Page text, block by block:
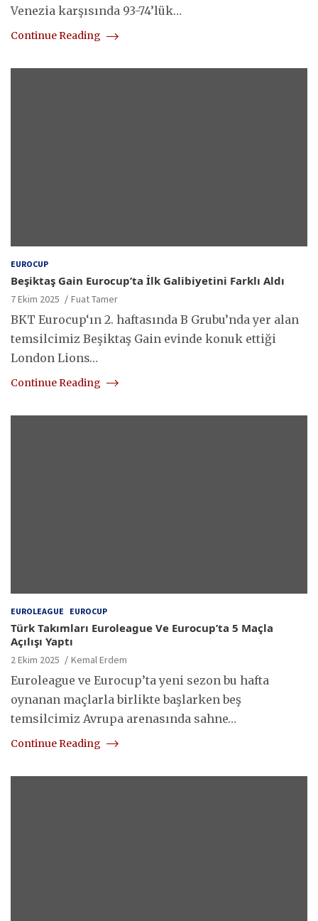
Venezia karşısında 93-74’lük…
Continue Reading
EUROCUP
Beşiktaş Gain Eurocup’ta İlk Galibiyetini Farklı Aldı
7 Ekim 2025 Fuat Tamer
BKT Eurocup‘ın 2. haftasında B Grubu’nda yer alan
temsilcimiz Beşiktaş Gain evinde konuk ettiği
London Lions…
Continue Reading
EUROLEAGUE EUROCUP
Türk Takımları Euroleague Ve Eurocup’ta 5 Maçla
Açılışı Yaptı
2 Ekim 2025 Kemal Erdem
Euroleague ve Eurocup’ta yeni sezon bu hafta
oynanan maçlarla birlikte başlarken beş
temsilcimiz Avrupa arenasında sahne…
Continue Reading